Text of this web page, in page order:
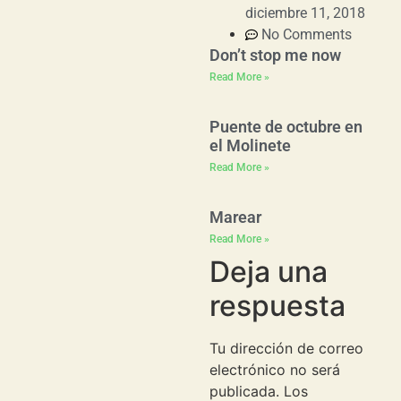
diciembre 11, 2018
No Comments
Don’t stop me now
Read More »
Puente de octubre en
el Molinete
Read More »
Marear
Read More »
Deja una
respuesta
Tu dirección de correo
electrónico no será
publicada. Los